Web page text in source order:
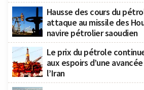
Hausse des cours du
attaque au missile des
navire pétrolier saoudien
Le prix du pétrole
aux espoirs d’une
l’Iran